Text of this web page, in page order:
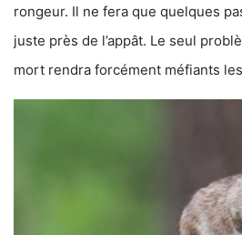
rongeur. Il ne fera que quelques
juste près de l’appât. Le seul
mort rendra forcément méfiants